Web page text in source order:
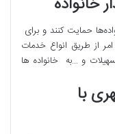
حمایت کنند و برای
از طریق انواع خدمات
و …به خانواده ها
با